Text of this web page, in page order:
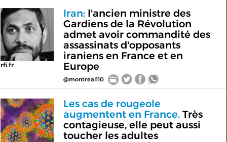
rfi.fr
Iran:l'ancien ministre des
Gardiens de la Révolution
admet avoir commandité des
assassinats d'opposants
iraniens en France et en
Europe
@montreal110
Les cas de rougeole
augmentent en France.Très
contagieuse, elle peut aussi
toucher les adultes